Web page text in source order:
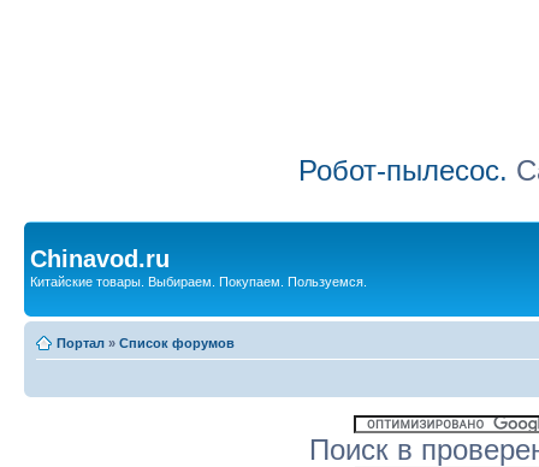
Робот-пылесос.
Chinavod.ru
Китайские товары. Выбираем. Покупаем. Пользуемся.
Портал » Список форумов
Поиск в